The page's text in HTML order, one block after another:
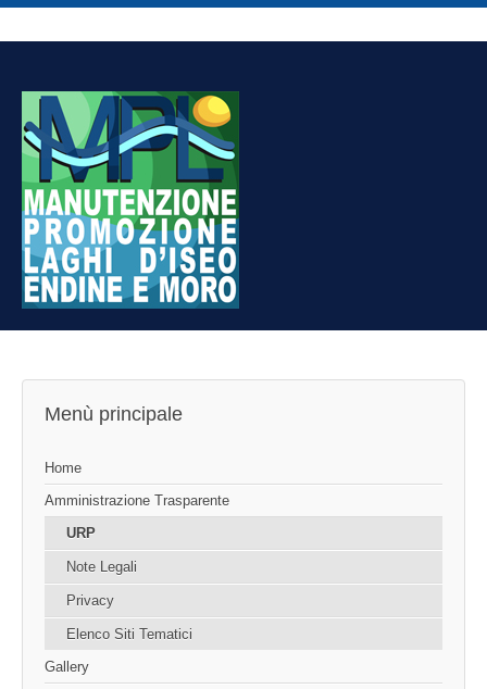
Menù principale
Home
Amministrazione Trasparente
URP
Note Legali
Privacy
Elenco Siti Tematici
Gallery